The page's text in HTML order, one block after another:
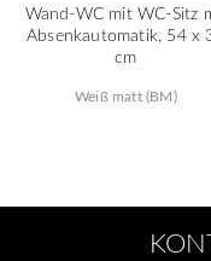
Wand-WC mit WC-Sitz
Absenkautomatik, 54 x
cm
Weiß matt (BM)